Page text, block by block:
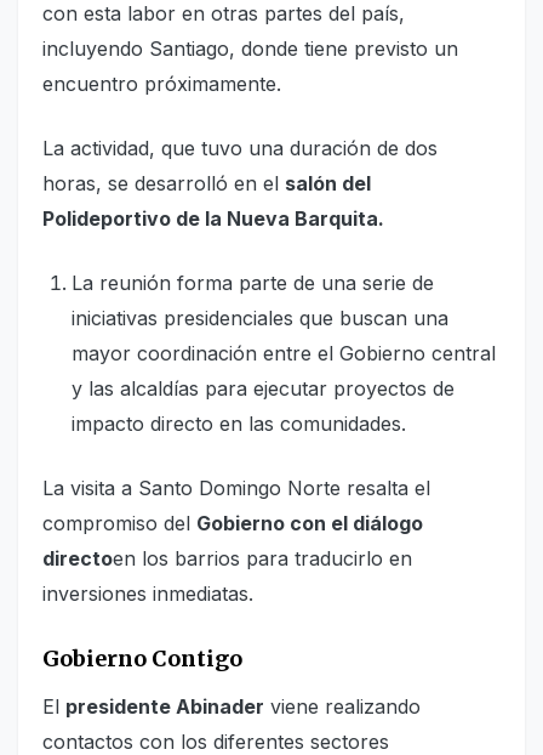
con esta labor en otras partes del país,
incluyendo Santiago, donde tiene previsto un
encuentro próximamente.
La actividad, que tuvo una duración de dos
horas, se desarrolló en el salón del
Polideportivo de la Nueva Barquita.
La reunión forma parte de una serie de
iniciativas presidenciales que buscan una
mayor coordinación entre el Gobierno central
y las alcaldías para ejecutar proyectos de
impacto directo en las comunidades.
La visita a Santo Domingo Norte resalta el
compromiso del Gobierno con el diálogo
directoen los barrios para traducirlo en
inversiones inmediatas.
Gobierno Contigo
El presidente Abinader viene realizando
contactos con los diferentes sectores